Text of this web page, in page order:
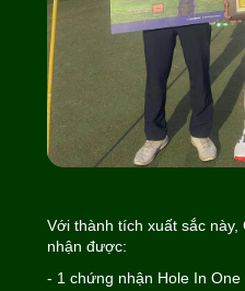
Với thành tích xuất sắc này,
nhận được:
- 1 chứng nhận Hole In One